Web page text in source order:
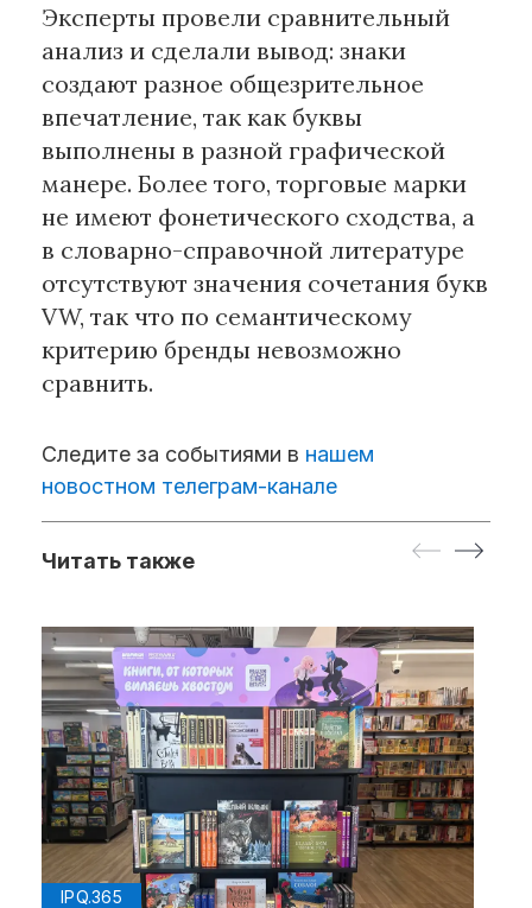
Эксперты провели сравнительный
анализ и сделали вывод: знаки
создают разное общезрительное
впечатление, так как буквы
выполнены в разной графической
манере. Более того, торговые марки
не имеют фонетического сходства, а
в словарно-справочной литературе
отсутствуют значения сочетания букв
VW, так что по семантическому
критерию бренды невозможно
сравнить.
Следите за событиями в нашем
новостном телеграм-канале
Читать также
IPQ.365